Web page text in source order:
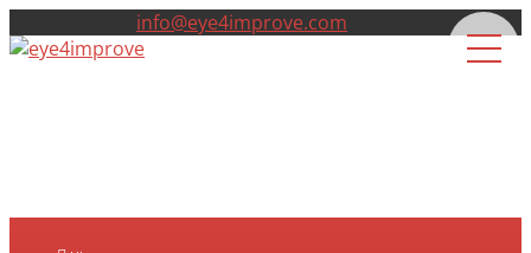
info@eye4improve.com